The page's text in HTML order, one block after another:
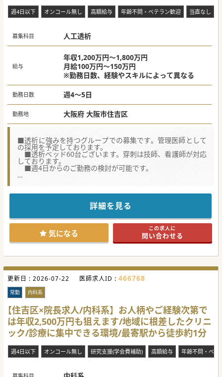
週4日以下 オンコール無し 高額給与 年齢不問・ベテラン歓迎 当直なし
募集科目 人工透析
給与
年収1,200万円～1,800万円
月給100万円～150万円
※勤務日数、経験やスキルによって異なる
勤務日数 週4～5日
勤務地 大阪府 大阪市住吉区
■透析に強みを持つグループでの募集です。管理医師として
の採用を予定しております。
■透析ベッド60台ございます。穿刺は技師、看護師が対応
しております。
■週4日からのご勤務の検討が可能です。
お気軽にお問い合わせください。
#秋入職可
詳細を見る
気になる この求人に
問い合わせる
更新日 : 2026-07-22 医師求人ID : 466768
常勤 内科系
【住吉区×院長求人/内科系】お人柄やご経験次第で
は年収2,500万円も狙えます/地域に根差したクリニ
ック/診療に集中できる環境/最寄駅から徒歩約1分
週4日以下 オンコール無し 研究支援(学会費補助) 高額給与 年齢不問・ベテ